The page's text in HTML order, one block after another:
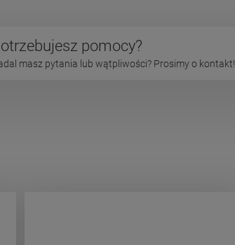
pomocy?
masz pytania lub wątpliwości? Prosimy o kontakt!